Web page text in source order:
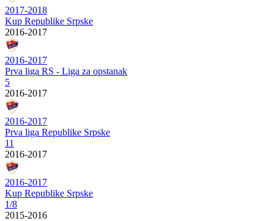
2017-2018
Kup Republike Srpske
2016-2017
2016-2017
Prva liga RS - Liga za opstanak
5
2016-2017
2016-2017
Prva liga Republike Srpske
11
2016-2017
2016-2017
Kup Republike Srpske
1/8
2015-2016